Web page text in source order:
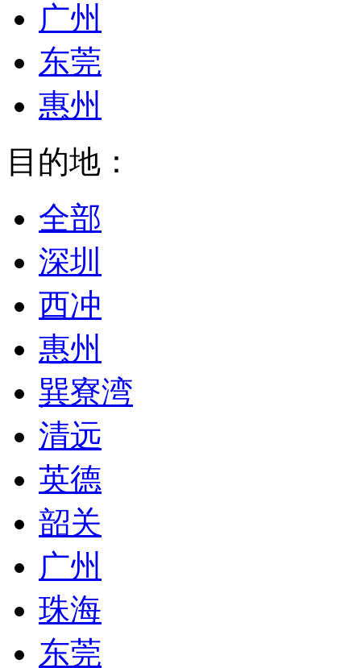
广州
东莞
惠州
目的地：
全部
深圳
西冲
惠州
巽寮湾
清远
英德
韶关
广州
珠海
东莞